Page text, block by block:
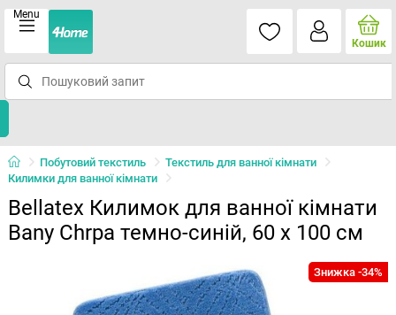
Menu
Кошик
Побутовий текстиль
Текстиль для ванної кімнати
Килимки для ванної кімнати
Bellatex Килимок для ванної кімнати
Bany Chrpa темно-синій, 60 x 100 см
Знижка -34%